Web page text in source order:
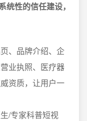
统性的信任建设，
、品牌介绍、企
业执照、医疗器
资质，让用户一
/专家科普短视